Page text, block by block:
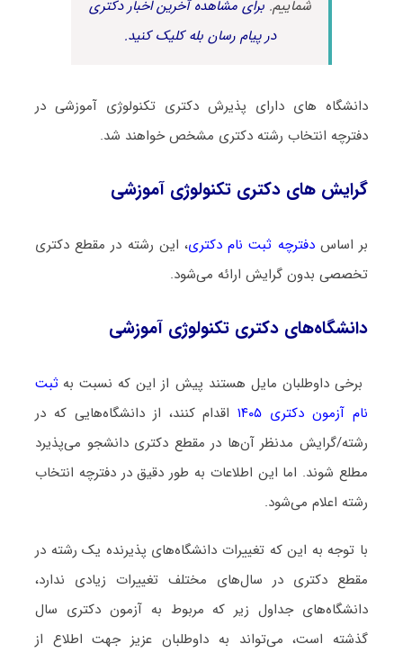
شماییم.برای مشاهده آخرین اخبار دکتری
در پیام رسان بله کلیک کنید.
دانشگاه های دارای پذیرش دکتری تکنولوژی آموزشی در
دفترچه انتخاب رشته دکتری مشخص خواهند شد.
گرایش های دکتری تکنولوژی آموزشی
بر اساسدفترچه ثبت نام دکتری، این رشته در مقطع دکتری
تخصصی بدون گرایش ارائه می‌شود.
دانشگاه‌های دکتری تکنولوژی آموزشی
برخی داوطلبان مایل هستند پیش از این که نسبت به ثبت
نام آزمون دکتری ۱۴۰۵
اقدام کنند، از دانشگاه‌هایی که در
رشته/گرایش مدنظر آن‌ها در مقطع دکتری دانشجو می‌پذیرد
مطلع شوند. اما این اطلاعات به طور دقیق در دفترچه انتخاب
رشته اعلام می‌شود.
با توجه به این که تغییرات دانشگاه‌های پذیرنده یک رشته در
مقطع دکتری در سال‌های مختلف تغییرات زیادی ندارد،
دانشگاه‌های جداول زیر که مربوط به آزمون دکتری سال
گذشته است، می‌تواند به داوطلبان عزیز جهت اطلاع از